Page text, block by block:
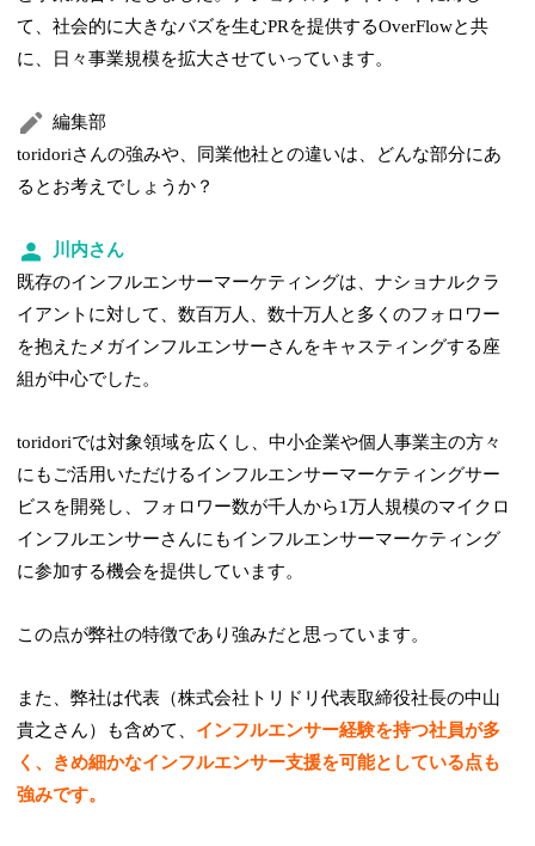
て、社会的に大きなバズを生むPRを提供するOverFlowと共
に、日々事業規模を拡大させていっています。
編集部
toridoriさんの強みや、同業他社との違いは、どんな部分にあ
るとお考えでしょうか？
川内さん
既存のインフルエンサーマーケティングは、ナショナルクラ
イアントに対して、数百万人、数十万人と多くのフォロワー
を抱えたメガインフルエンサーさんをキャスティングする座
組が中心でした。
toridoriでは対象領域を広くし、中小企業や個人事業主の方々
にもご活用いただけるインフルエンサーマーケティングサー
ビスを開発し、フォロワー数が千人から1万人規模のマイクロ
インフルエンサーさんにもインフルエンサーマーケティング
に参加する機会を提供しています。
この点が弊社の特徴であり強みだと思っています。
また、弊社は代表（株式会社トリドリ代表取締役社長の中山
貴之さん）も含めて、 インフルエンサー経験を持つ社員が多
く、きめ細かなインフルエンサー支援を可能としている点も
強みです。